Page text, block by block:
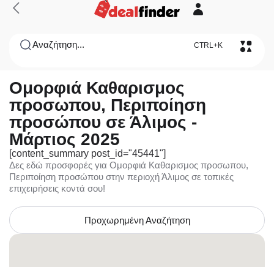
Αναζήτηση... CTRL+K
Ομορφιά Καθαρισμος
προσωπου, Περιποίηση
προσώπου σε Άλιμος -
Μάρτιος 2025
[content_summary post_id="45441"]
Δες εδώ προσφορές για Ομορφιά Καθαρισμος προσωπου,
Περιποίηση προσώπου στην περιοχή Άλιμος σε τοπικές
επιχειρήσεις κοντά σου!
Προχωρημένη Αναζήτηση